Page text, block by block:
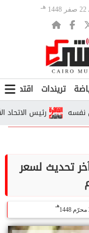
22 صفر 1448 هـ
تريندات اقتصاد
رئيس الاتحاد
تحديث لسعر
هـ